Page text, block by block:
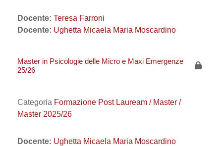
Docente: Teresa Farroni
Docente: Ughetta Micaela Maria Moscardino
Master in Psicologie delle Micro e Maxi Emergenze
25/26
Categoria Formazione Post Lauream / Master /
Master 2025/26
Docente: Ughetta Micaela Maria Moscardino